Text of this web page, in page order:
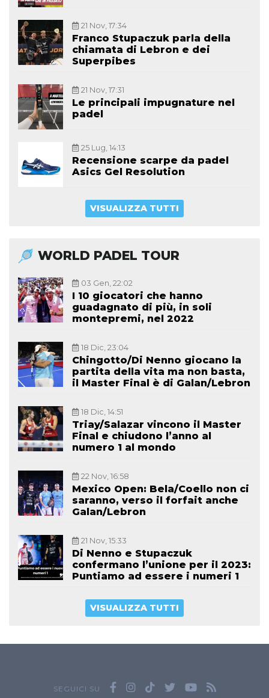
21 Nov, 17:34
Franco Stupaczuk parla della
chiamata di Lebron e dei
Superpibes
21 Nov, 17:31
Le principali impugnature nel
padel
25 Lug, 14:13
Recensione scarpe da padel
Asics Gel Resolution
VISUALIZZA TUTTI
WORLD PADEL TOUR
03 Gen, 22:02
I 10 giocatori che hanno
guadagnato di più, in soli
montepremi, nel 2022
18 Dic, 23:04
Chingotto/Di Nenno giocano la
partita della vita ma non basta,
il Master Final è di Galan/Lebron
18 Dic, 14:51
Triay/Salazar vincono il Master
Final e chiudono l’anno al
numero 1 al mondo
22 Nov, 16:58
Mexico Open: Bela/Coello non ci
saranno, verso il forfait anche
Galan/Lebron
21 Nov, 15:33
Di Nenno e Stupaczuk
confermano l’unione per il 2023:
Puntiamo ad essere i numeri 1
VISUALIZZA TUTTI
SEGUICI SU